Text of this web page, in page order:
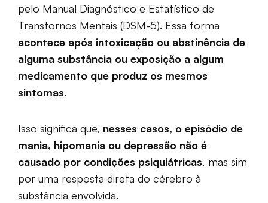
pelo Manual Diagnóstico e Estatístico de
Transtornos Mentais (DSM-5). Essa forma
acontece após intoxicação ou abstinência de
alguma substância ou exposição a algum
medicamento que produz os mesmos
sintomas.
Isso significa que, nesses casos, o episódio de
mania, hipomania ou depressão não é
causado por condições psiquiátricas, mas sim
por uma resposta direta do cérebro à
substância envolvida.